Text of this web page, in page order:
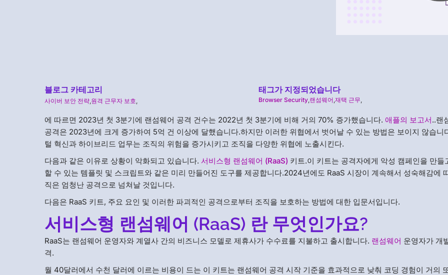
블로그 카테고리
사이버 보안 전략 원격 근무자 보호
태그가 지정되었습니다
Browser Security, 랜섬웨어 재택 근무
에 따르면 2023년 첫 3분기에 랜섬웨어 공격 건수는 2022년 첫 3분기에 비해 거의 70% 증가했습니다.애플의 보고서..랜
공격은 2023년에 크게 증가하여 5억 건 이상에 달했습니다.하지만 이러한 위협에서 벗어날 수 있는 방법은 보이지 않습니
털 혁신과 하이브리드 업무는 조직의 위험을 증가시키고 조직을 다양한 위협에 노출시킨다.
다음과 같은 이유로 상황이 악화되고 있습니다.서비스형 랜섬웨어 (RaaS) 키트.이 키트는 공격자에게 악성 캠페인을 만들
할 수 있는 템플릿 및 스크립트와 같은 미리 만들어진 도구를 제공합니다.2024년에도 RaaS 시장이 계속해서 성숙해감에
직은 엄청난 공격으로 넘쳐날 것입니다.
다음은 RaaS 키트, 주요 요인 및 이러한 파괴적인 공격으로부터 조직을 보호하는 방법에 대한 입문서입니다.
서비스형 랜섬웨어 (RaaS) 란 무엇인가요?
RaaS는 랜섬웨어 운영자와 계열사 간의 비즈니스 모델로 제휴사가 수수료를 지불하고 출시합니다. 랜섬웨어 운영자가 개
격.
월 40달러에서 수천 달러에 이르는 비용이 드는 이 키트는 랜섬웨어 공격 시작 기준을 효과적으로 낮춰 코딩 경험이 거의